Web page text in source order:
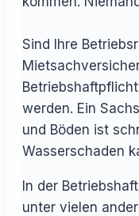
Sind Ihre
werden. Ein
und Böden ist
Wasserschaden
In der
unter vielen